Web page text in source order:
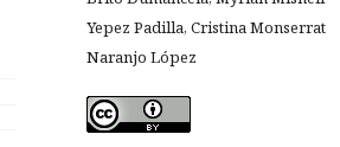
Yepez Padilla, Cristina Monserrat
Naranjo López